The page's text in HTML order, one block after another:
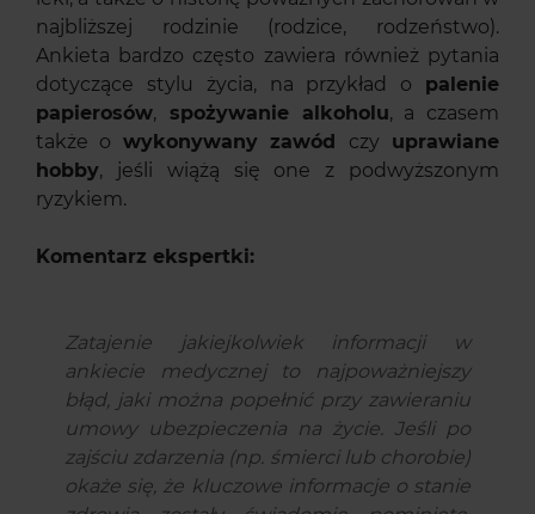
najbliższej rodzinie (rodzice, rodzeństwo).
Ankieta bardzo często zawiera również pytania
dotyczące stylu życia, na przykład o palenie
papierosów, spożywanie alkoholu, a czasem
także o wykonywany zawód czyuprawiane
hobby, jeśli wiążą się one z podwyższonym
ryzykiem.
Komentarz ekspertki:
Zatajenie jakiejkolwiek informacji w
ankiecie medycznej to najpoważniejszy
błąd, jaki można popełnić przy zawieraniu
umowy ubezpieczenia na życie. Jeśli po
zajściu zdarzenia (np. śmierci lub chorobie)
okaże się, że kluczowe informacje o stanie